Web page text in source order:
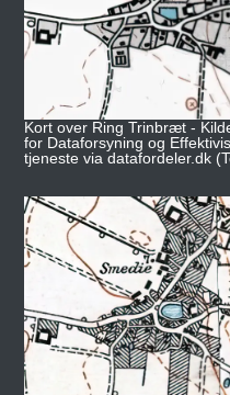
Kort over Ring Trinbræt -
for Dataforsyning og
tjeneste via datafordeler.dk